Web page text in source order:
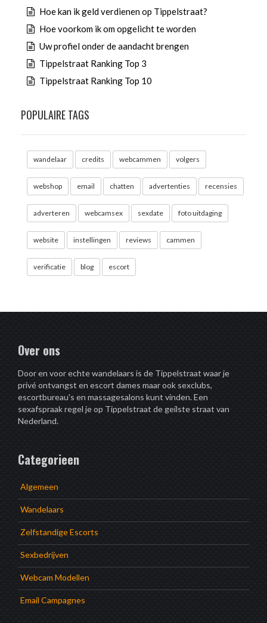
Hoe kan ik geld verdienen op Tippelstraat?
Hoe voorkom ik om opgelicht te worden
Uw profiel onder de aandacht brengen
Tippelstraat Ranking Top 3
Tippelstraat Ranking Top 10
POPULAIRE TAGS
wandelaar credits webcammen volgers
webshop email chatten advertenties recensies
adverteren webcamsex sexdate foto uitdaging
website instellingen reviews cammen
verificatie blog escort
Over ons
Door en voor echte wandelaars is de Tippelstraat waar je
privé ontvangst en escort dames maar ook sexclubs,
escortbureau's en massagesalons kunt vinden. Een
sexafspraak regel je op Tippelstraat de geilste straat van
Nederland.
Categorieen
Algemeen
Wandelaars
Zelfstandige Escorts
Sexbedrijven
Webcam Modellen
Email Campagnes